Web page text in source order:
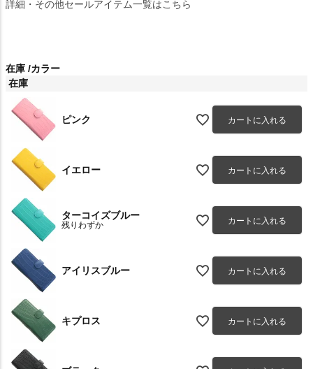
詳細・その他セールアイテム一覧はこちら
在庫 カラー
在庫
ピンク カートに入れる
イエロー カートに入れる
ターコイズブルー
残りわずか カートに入れる
アイリスブルー カートに入れる
キプロス カートに入れる